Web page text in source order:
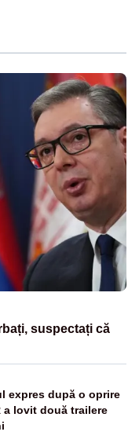
suspectați că
expres după o oprire
a lovit două trailere